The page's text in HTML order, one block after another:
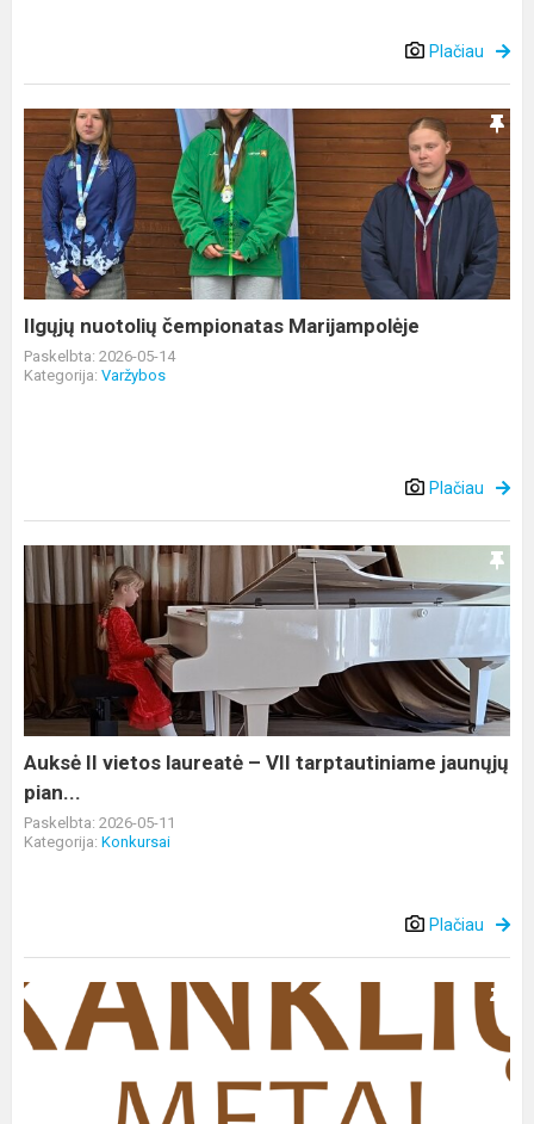
Plačiau
Ilgųjų
nuotolių
čempionatas
Marijampolėje
Ilgųjų nuotolių čempionatas Marijampolėje
Paskelbta: 2026-05-14
Kategorija: Varžybos
Plačiau
Auksė
II
–
VII
tarptautiniame
jaunųjų
pian...
Auksė II vietos laureatė – VII tarptautiniame jaunųjų
pian...
Paskelbta: 2026-05-11
Kategorija: Konkursai
Plačiau
Seminaras
susitikimas
„Skambantis